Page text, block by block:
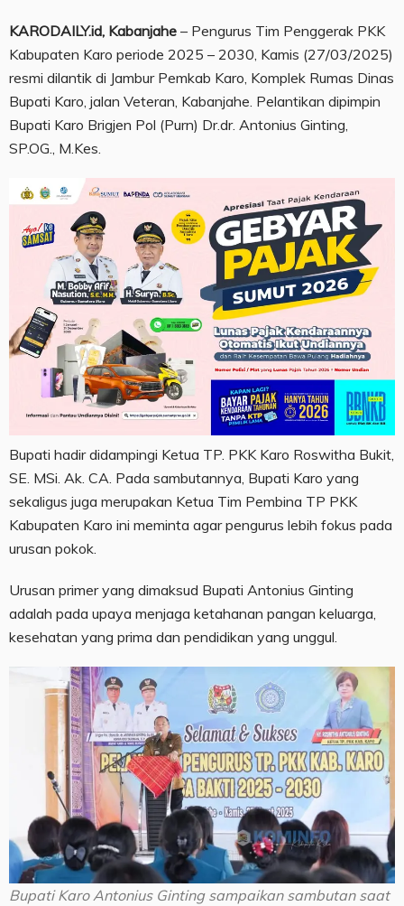
KARODAILY.id, Kabanjahe – Pengurus Tim Penggerak PKK
Kabupaten Karo periode 2025 – 2030, Kamis (27/03/2025)
resmi dilantik di Jambur Pemkab Karo, Komplek Rumas Dinas
Bupati Karo, jalan Veteran, Kabanjahe. Pelantikan dipimpin
Bupati Karo Brigjen Pol (Purn) Dr.dr. Antonius Ginting,
SP.OG., M.Kes.
Bupati hadir didampingi Ketua TP. PKK Karo Roswitha Bukit,
SE. MSi. Ak. CA. Pada sambutannya, Bupati Karo yang
sekaligus juga merupakan Ketua Tim Pembina TP PKK
Kabupaten Karo ini meminta agar pengurus lebih fokus pada
urusan pokok.
Urusan primer yang dimaksud Bupati Antonius Ginting
adalah pada upaya menjaga ketahanan pangan keluarga,
kesehatan yang prima dan pendidikan yang unggul.
Bupati Karo Antonius Ginting sampaikan sambutan saat